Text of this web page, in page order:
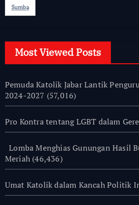
Sumba
Most Viewed Posts
Pemuda Katolik Jabar Lantik
2024-2027 (57,016)
Pro Kontra tentang LGBT dalam
Lomba Menghias Gunungan Hasil
Meriah (46,436)
Umat Katolik dalam Kancah Politik